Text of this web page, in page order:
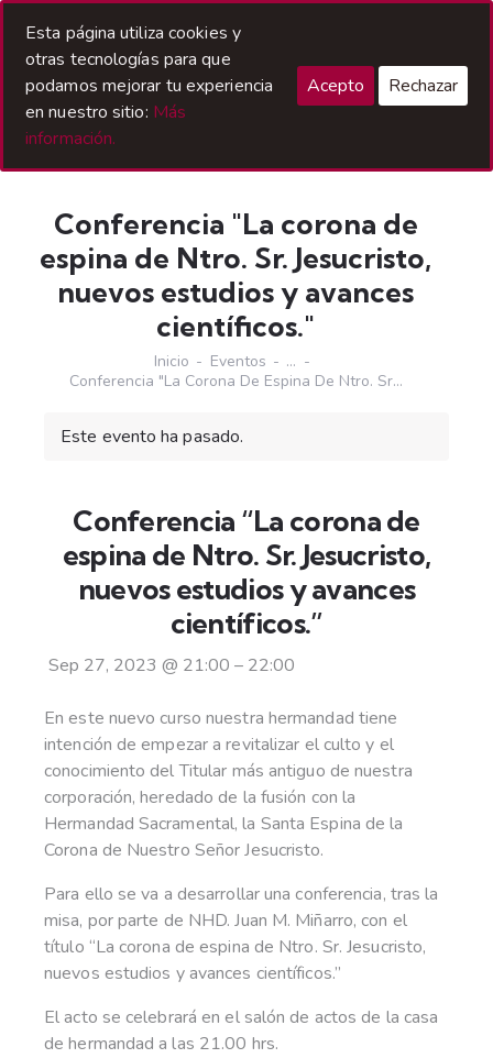
Conferencia "La corona de
espina de Ntro. Sr. Jesucristo,
nuevos estudios y avances
científicos."
Inicio Eventos
...
Conferencia "La Corona De Espina De Ntro. Sr...
Este evento ha pasado.
Conferencia “La corona de
espina de Ntro. Sr. Jesucristo,
nuevos estudios y avances
científicos.”
Sep 27, 2023 @ 21:00 – 22:00
En este nuevo curso nuestra hermandad tiene
intención de empezar a revitalizar el culto y el
conocimiento del Titular más antiguo de nuestra
corporación, heredado de la fusión con la
Hermandad Sacramental, la Santa Espina de la
Corona de Nuestro Señor Jesucristo.
Para ello se va a desarrollar una conferencia, tras la
misa, por parte de NHD. Juan M. Miñarro, con el
título “La corona de espina de Ntro. Sr. Jesucristo,
nuevos estudios y avances científicos.”
El acto se celebrará en el salón de actos de la casa
de hermandad a las 21.00 hrs.
Esta página utiliza cookies y
otras tecnologías para que
podamos mejorar tu experiencia
en nuestro sitio: Más
información.
Acepto Rechazar